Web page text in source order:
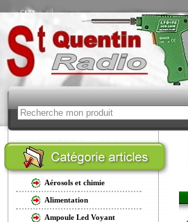
Aérosols et chimie
Alimentation
Ampoule Led Voyant